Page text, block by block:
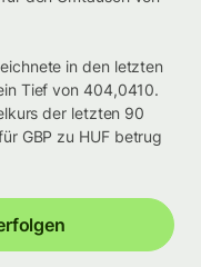
in den letzten
Tief von 404,0410.
der letzten 90
GBP zu HUF betrug